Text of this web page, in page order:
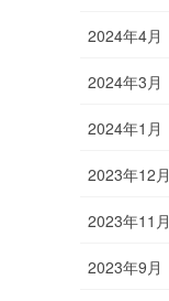
2024年4月
2024年3月
2024年1月
2023年12月
2023年11月
2023年9月